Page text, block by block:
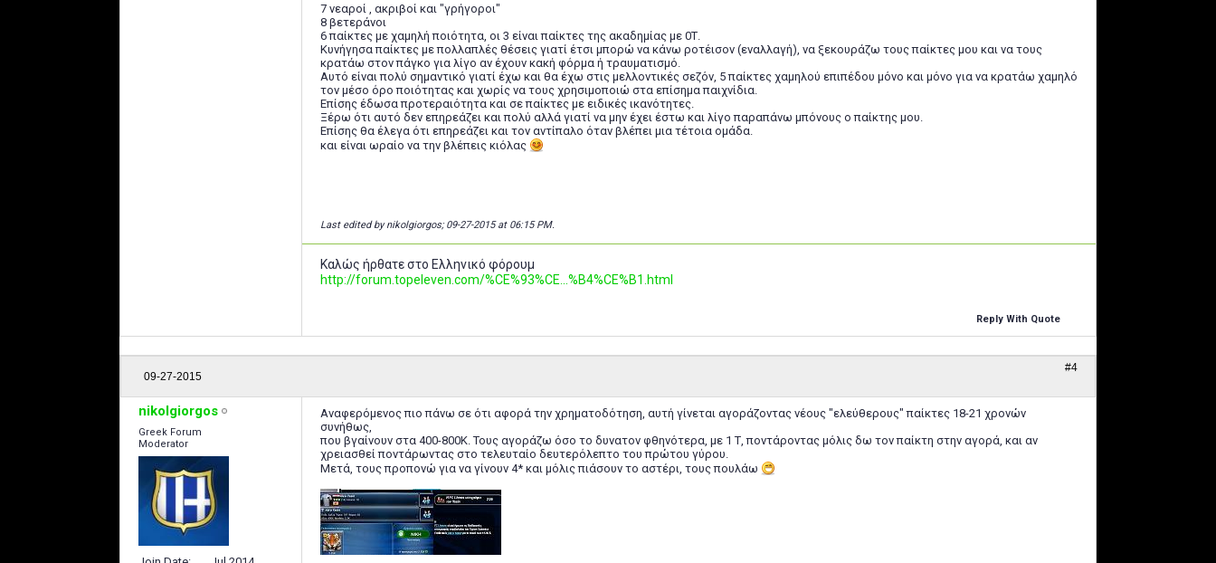
7 νεαροί , ακριβοί και "γρήγοροι"
8 βετεράνοι
6 παίκτες με χαμηλή ποιότητα, οι 3 είναι παίκτες της ακαδημίας με 0Τ.
Κυνήγησα παίκτες με πολλαπλές θέσεις γιατί έτσι μπορώ να κάνω ροτέισον (εναλλαγή), να ξεκουράζω τους παίκτες μου και να τους
κρατάω στον πάγκο για λίγο αν έχουν κακή φόρμα ή τραυματισμό.
Αυτό είναι πολύ σημαντικό γιατί έχω και θα έχω στις μελλοντικές σεζόν, 5 παίκτες χαμηλού επιπέδου μόνο και μόνο για να κρατάω χαμηλό
τον μέσο όρο ποιότητας και χωρίς να τους χρησιμοποιώ στα επίσημα παιχνίδια.
Επίσης έδωσα προτεραιότητα και σε παίκτες με ειδικές ικανότητες.
Ξέρω ότι αυτό δεν επηρεάζει και πολύ αλλά γιατί να μην έχει έστω και λίγο παραπάνω μπόνους ο παίκτης μου.
Επίσης θα έλεγα ότι επηρεάζει και τον αντίπαλο όταν βλέπει μια τέτοια ομάδα.
και είναι ωραίο να την βλέπεις κιόλας
Last edited by nikolgiorgos; 09-27-2015 at 06:15 PM.
Καλώς ήρθατε στο Ελληνικό φόρουμ
http://forum.topeleven.com/%CE%93%CE...%B4%CE%B1.html
Reply With Quote
09-27-2015
#4
nikolgiorgos
Greek Forum
Moderator
Αναφερόμενος πιο πάνω σε ότι αφορά την χρηματοδότηση, αυτή γίνεται αγοράζοντας νέους "ελεύθερους" παίκτες 18-21 χρονών
συνήθως,
που βγαίνουν στα 400-800Κ. Τους αγοράζω όσο το δυνατον φθηνότερα, με 1 Τ, ποντάροντας μόλις δω τον παίκτη στην αγορά, και αν
χρειασθεί ποντάρωντας στο τελευταίο δευτερόλεπτο του πρώτου γύρου.
Μετά, τους προπονώ για να γίνουν 4* και μόλις πιάσουν το αστέρι, τους πουλάω